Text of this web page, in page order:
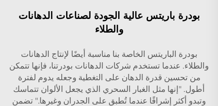
بودرة باريتس عالية الجودة لصناعات الدهانات
والطلاء
بودرة الباريتس الخاصة بنا مناسبة أيضًا لإنتاج الدهانات
والطلاء. عندما تستخدم شركات الدهانات بودرتنا، فإنها تتمكن
من تحسين قدرة الدهان على التغطية وجعله يدوم لفترة
أطول. "إنها مثل الغبار السحري الذي يجعل الألوان تتماسك
وتبدو أكثر إشراقًا عندما تُطبق على الجدران وغيرها." تضمن